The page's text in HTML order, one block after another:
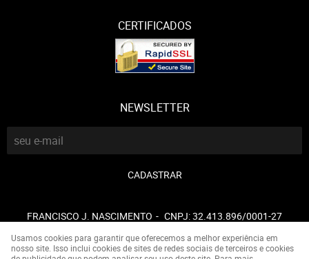
CERTIFICADOS
NEWSLETTER
CADASTRAR
FRANCISCO J. NASCIMENTO CNPJ: 32.413.896/0001-27
Usamos cookies para garantir que oferecemos a melhor experiência em
nosso site. Isso inclui cookies de sites de redes sociais de terceiros e cookies